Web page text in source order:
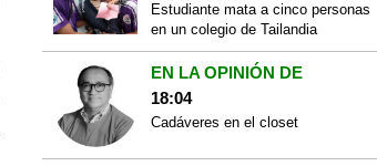
Estudiante mata a cinco personas
en un colegio de Tailandia
EN LA OPINIÓN DE
18:04
Cadáveres en el closet